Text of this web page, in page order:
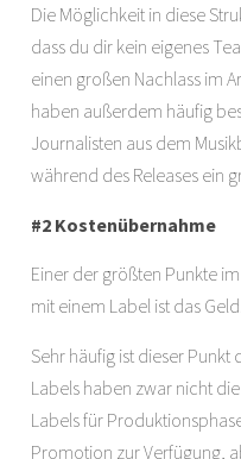
Die Möglichkeit in diese
dass du dir kein eigenes
einen großen Nachlass im
haben außerdem häufig
Journalisten aus dem
während des Releases ein
#2 Kostenübernahme
Einer der größten Punkte
mit einem Label ist das
Sehr häufig ist dieser
Labels haben zwar nicht
Labels für
Promotion zur Verfügung,